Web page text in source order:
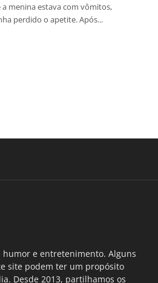
menina estava com vômitos,
perdido o apetite. Após...
humor e entretenimento. Alguns
site podem ter um propósito
Desde 2013, partilhamos os